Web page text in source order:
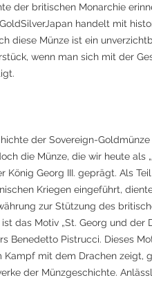
der britischen Monarchie
handelt mit
diese Münze ist ein
wenn man sich mit der
der Sovereign-
die Münze, die wir heute als
König Georg III. geprägt. Als
Kriegen eingeführt,
zur Stützung des
das Motiv „St. Georg und der
Benedetto Pistrucci. Dieses
Kampf mit dem Drachen zeigt,
der Münzgeschichte.